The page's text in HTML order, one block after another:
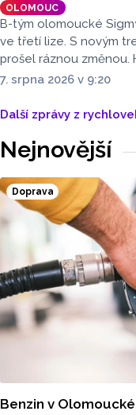
OLOMOUC
B-tým olomoucké
ve třetí lize. S novým
prošel ráznou
7. srpna 2026 v 9:20
Další zprávy z
Nejnovější
Doprava
Benzin v